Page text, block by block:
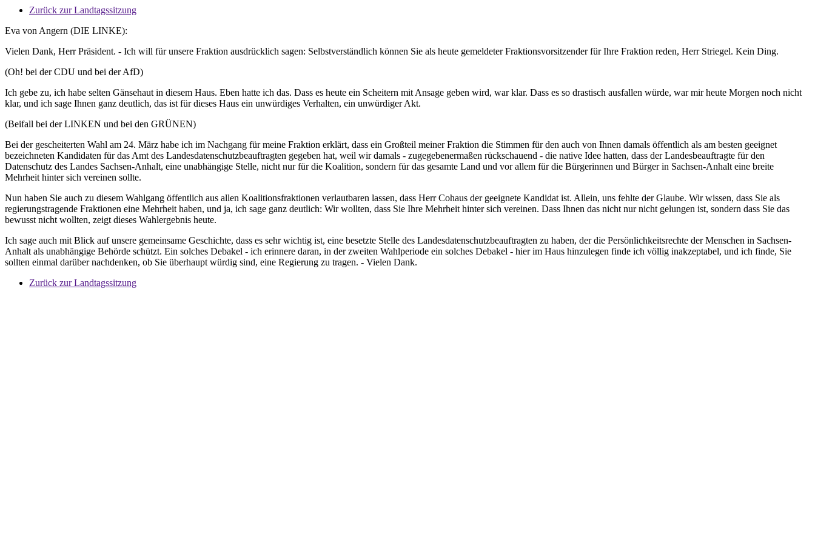
Zurück zur Landtagssitzung
Eva von Angern (DIE LINKE):
Vielen Dank, Herr Präsident. - Ich will für unsere Fraktion ausdrücklich sagen: Selbstverständlich können Sie als heute gemeldeter Fraktionsvorsitzender für Ihre Fraktion reden, Herr Striegel. Kein Ding.
(Oh! bei der CDU und bei der AfD)
Ich gebe zu, ich habe selten Gänsehaut in diesem Haus. Eben hatte ich das. Dass es heute ein Scheitern mit Ansage geben wird, war klar. Dass es so drastisch ausfallen würde, war mir heute Morgen noch nicht
klar, und ich sage Ihnen ganz deutlich, das ist für dieses Haus ein unwürdiges Verhalten, ein unwürdiger Akt.
(Beifall bei der LINKEN und bei den GRÜNEN)
Bei der gescheiterten Wahl am 24. März habe ich im Nachgang für meine Fraktion erklärt, dass ein Großteil meiner Fraktion die Stimmen für den auch von Ihnen damals öffentlich als am besten geeignet
bezeichneten Kandidaten für das Amt des Landesdatenschutzbeauftragten gegeben hat, weil wir damals - zugegebenermaßen rückschauend - die native Idee hatten, dass der Landesbeauftragte für den
Datenschutz des Landes Sachsen-Anhalt, eine unabhängige Stelle, nicht nur für die Koalition, sondern für das gesamte Land und vor allem für die Bürgerinnen und Bürger in Sachsen-Anhalt eine breite
Mehrheit hinter sich vereinen sollte.
Nun haben Sie auch zu diesem Wahlgang öffentlich aus allen Koalitionsfraktionen verlautbaren lassen, dass Herr Cohaus der geeignete Kandidat ist. Allein, uns fehlte der Glaube. Wir wissen, dass Sie als
regierungstragende Fraktionen eine Mehrheit haben, und ja, ich sage ganz deutlich: Wir wollten, dass Sie Ihre Mehrheit hinter sich vereinen. Dass Ihnen das nicht nur nicht gelungen ist, sondern dass Sie das
bewusst nicht wollten, zeigt dieses Wahlergebnis heute.
Ich sage auch mit Blick auf unsere gemeinsame Geschichte, dass es sehr wichtig ist, eine besetzte Stelle des Landesdatenschutzbeauftragten zu haben, der die Persönlichkeitsrechte der Menschen in Sachsen-
Anhalt als unabhängige Behörde schützt. Ein solches Debakel - ich erinnere daran, in der zweiten Wahlperiode ein solches Debakel - hier im Haus hinzulegen finde ich völlig inakzeptabel, und ich finde, Sie
sollten einmal darüber nachdenken, ob Sie überhaupt würdig sind, eine Regierung zu tragen. - Vielen Dank.
Zurück zur Landtagssitzung